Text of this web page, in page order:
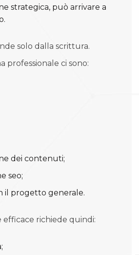
strategica, può arrivare a
solo dalla scrittura.
professionale ci sono:
dei contenuti;
seo;
il progetto generale.
efficace richiede quindi: